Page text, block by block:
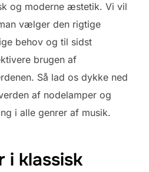
og moderne æstetik. Vi vil
vælger den rigtige
behov og til sidst
brugen af
Så lad os dykke ned
af nodelamper og
i alle genrer af musik.
i klassisk